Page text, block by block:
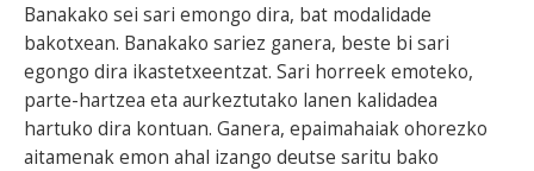
Banakako sei sari emongo dira, bat modalidade
bakotxean. Banakako sariez ganera, beste bi sari
egongo dira ikastetxeentzat. Sari horreek emoteko,
parte-hartzea eta aurkeztutako lanen kalidadea
hartuko dira kontuan. Ganera, epaimahaiak ohorezko
aitamenak emon ahal izango deutse saritu bako